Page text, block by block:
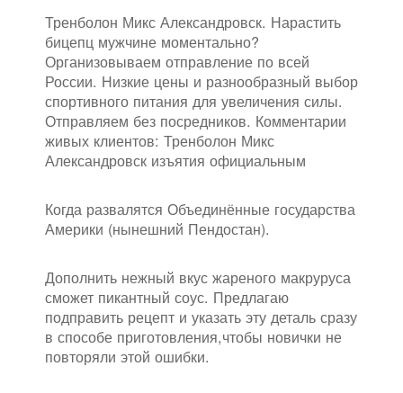
Тренболон Микс Александровск. Нарастить
бицепц мужчине моментально?
Организовываем отправление по всей
России. Низкие цены и разнообразный выбор
спортивного питания для увеличения силы.
Отправляем без посредников. Комментарии
живых клиентов: Тренболон Микс
Александровск изъятия официальным
Когда развалятся Объединённые государства
Америки (нынешний Пендостан).
Дополнить нежный вкус жареного макруруса
сможет пикантный соус. Предлагаю
подправить рецепт и указать эту деталь сразу
в способе приготовления,чтобы новички не
повторяли этой ошибки.